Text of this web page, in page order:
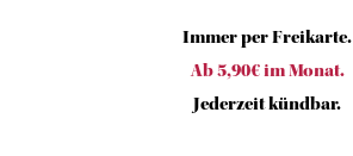
Immer per Freikarte.
Ab 5,90€ im Monat.
Jederzeit kündbar.